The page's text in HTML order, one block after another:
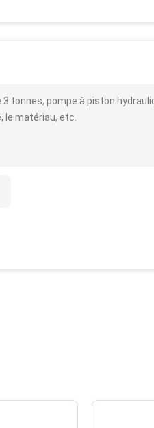
tonnes, pompe à piston
le matériau, etc.